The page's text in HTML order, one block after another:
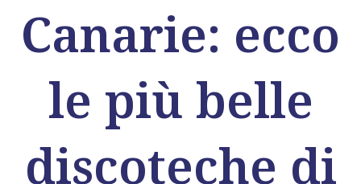
Canarie: ecco
le più belle
discoteche di